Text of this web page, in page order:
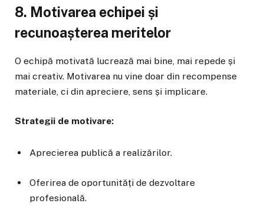
8. Motivarea echipei și
recunoașterea meritelor
O echipă motivată lucrează mai bine, mai repede și
mai creativ. Motivarea nu vine doar din recompense
materiale, ci din apreciere, sens și implicare.
Strategii de motivare:
Aprecierea publică a realizărilor.
Oferirea de oportunități de dezvoltare
profesională.